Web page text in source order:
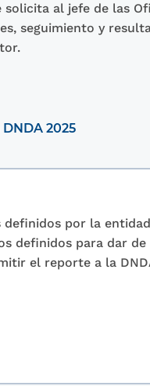
solicita al jefe de las
seguimiento y
2025
por la
definidos para dar de
el reporte a la